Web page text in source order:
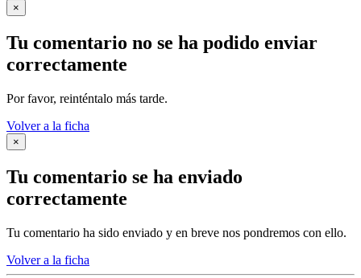
×
Tu comentario no se ha podido enviar
correctamente
Por favor, reinténtalo más tarde.
Volver a la ficha
×
Tu comentario se ha enviado
correctamente
Tu comentario ha sido enviado y en breve nos pondremos con ello.
Volver a la ficha